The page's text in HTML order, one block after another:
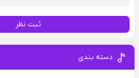
ثبت نظر
دسته بندی